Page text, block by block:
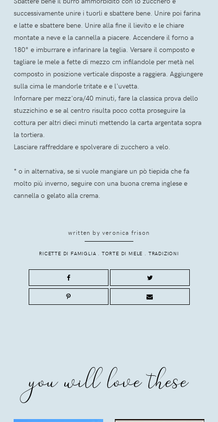
successivamente unire i tuorli e sbattere bene. Unire poi farina
e latte e sbattere bene. Unire alla fine il lievito e le chiare
montate a neve e la cannella a piacere. Accendere il forno a
180° e imburrare e infarinare la teglia. Versare il composto e
tagliare le mele a fette di mezzo cm infilandole per metà nel
composto in posizione verticale disposte a raggiera. Aggiungere
sulla cima le mandorle tritate e e l'uvetta.
Infornare per mezz'ora/40 minuti, fare la classica prova dello
stuzzichino e se al centro risulta poco cotta proseguire la
cottura per altri dieci minuti mettendo la carta argentata sopra
la tortiera.
Lasciare raffreddare e spolverare di zucchero a velo.
* o in alternativa, se si vuole mangiare un pò tiepida che fa
molto più inverno, seguire con una buona crema inglese e
cannella o gelato alla crema.
written byveronica frison
RICETTE DI FAMIGLIA . TORTE DI MELE . TRADIZIONI
you will love these